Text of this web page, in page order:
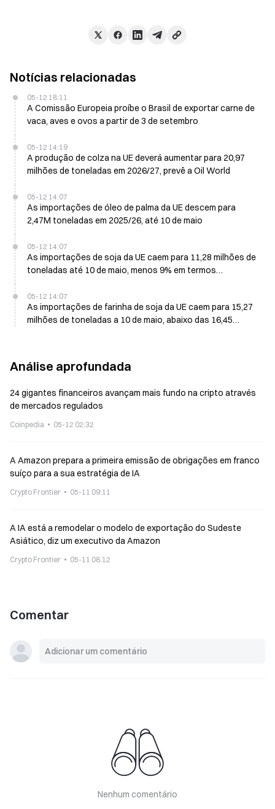
Notícias relacionadas
05-12 18:11
A Comissão Europeia proíbe o Brasil de exportar carne de
vaca, aves e ovos a partir de 3 de setembro
05-12 14:19
A produção de colza na UE deverá aumentar para 20,97
milhões de toneladas em 2026/27, prevê a Oil World
05-12 14:07
As importações de óleo de palma da UE descem para
2,47M toneladas em 2025/26, até 10 de maio
05-12 14:07
As importações de soja da UE caem para 11,28 milhões de
toneladas até 10 de maio, menos 9% em termos
05-12 14:07
As importações de farinha de soja da UE caem para 15,27
milhões de toneladas a 10 de maio, abaixo das 16,45
Análise aprofundada
24 gigantes financeiros avançam mais fundo na cripto através
de mercados regulados
Coinpedia 05-12 02:32
A Amazon prepara a primeira emissão de obrigações em franco
suíço para a sua estratégia de IA
Crypto Frontier 05-11 09:11
A IA está a remodelar o modelo de exportação do Sudeste
Asiático, diz um executivo da Amazon
Crypto Frontier 05-11 08:12
Comentar
Nenhum comentário